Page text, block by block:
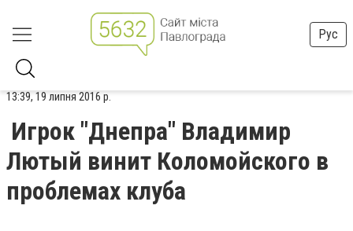
Рус
13:39, 19 липня 2016 р.
Игрок "Днепра" Владимир
Лютый винит Коломойского в
проблемах клуба